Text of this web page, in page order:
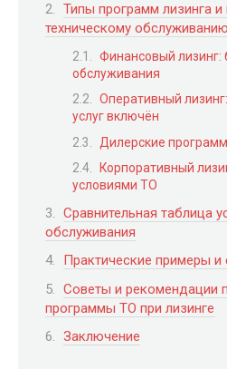
Типы программ лизинга и
техническому обслуживанию
Финансовый лизинг:
обслуживания
Оперативный
услуг включён
Дилерские
Корпоративный
условиями ТО
Сравнительная таблица
обслуживания
Практические примеры и
Советы и рекомендации
программы ТО при лизинге
Заключение